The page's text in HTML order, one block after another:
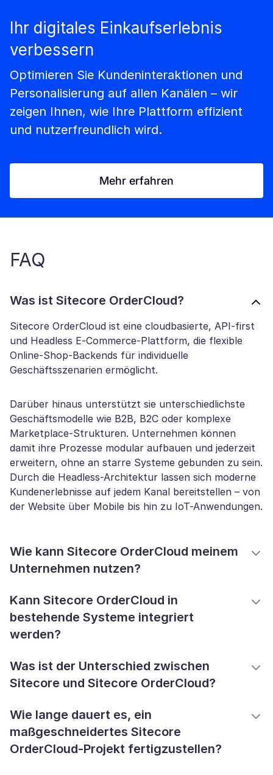
Ihr digitales Einkaufserlebnis
verbessern
Optimieren Sie Kundeninteraktionen und
Personalisierung auf allen Kanälen – wir
zeigen Ihnen, wie Ihre Plattform effizient
und nutzerfreundlich wird.
Mehr erfahren
FAQ
Was ist Sitecore OrderCloud?
Sitecore OrderCloud ist eine cloudbasierte, API-first
und Headless E-Commerce-Plattform, die flexible
Online-Shop-Backends für individuelle
Geschäftsszenarien ermöglicht.
Darüber hinaus unterstützt sie unterschiedlichste
Geschäftsmodelle wie B2B, B2C oder komplexe
Marketplace-Strukturen. Unternehmen können
damit ihre Prozesse modular aufbauen und jederzeit
erweitern, ohne an starre Systeme gebunden zu sein.
Durch die Headless-Architektur lassen sich moderne
Kundenerlebnisse auf jedem Kanal bereitstellen – von
der Website über Mobile bis hin zu IoT-Anwendungen.
Wie kann Sitecore OrderCloud meinem
Unternehmen nutzen?
Kann Sitecore OrderCloud in
bestehende Systeme integriert
werden?
Was ist der Unterschied zwischen
Sitecore und Sitecore OrderCloud?
Wie lange dauert es, ein
maßgeschneidertes Sitecore
OrderCloud-Projekt fertigzustellen?